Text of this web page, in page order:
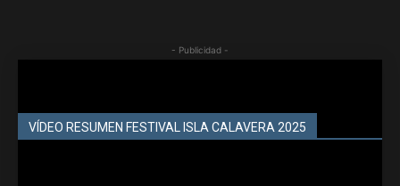
- Publicidad -
VÍDEO RESUMEN FESTIVAL ISLA CALAVERA 2025